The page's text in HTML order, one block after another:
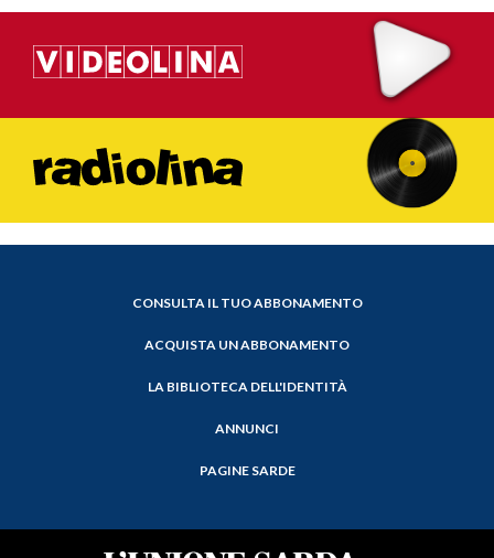
CONSULTA IL TUO ABBONAMENTO
ACQUISTA UN ABBONAMENTO
LA BIBLIOTECA DELL'IDENTITÀ
ANNUNCI
PAGINE SARDE